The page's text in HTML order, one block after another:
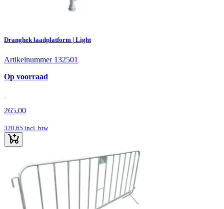
Dranghek laadplatform | Light
Artikelnummer 132501
Op voorraad
265,00
320,65 incl. btw